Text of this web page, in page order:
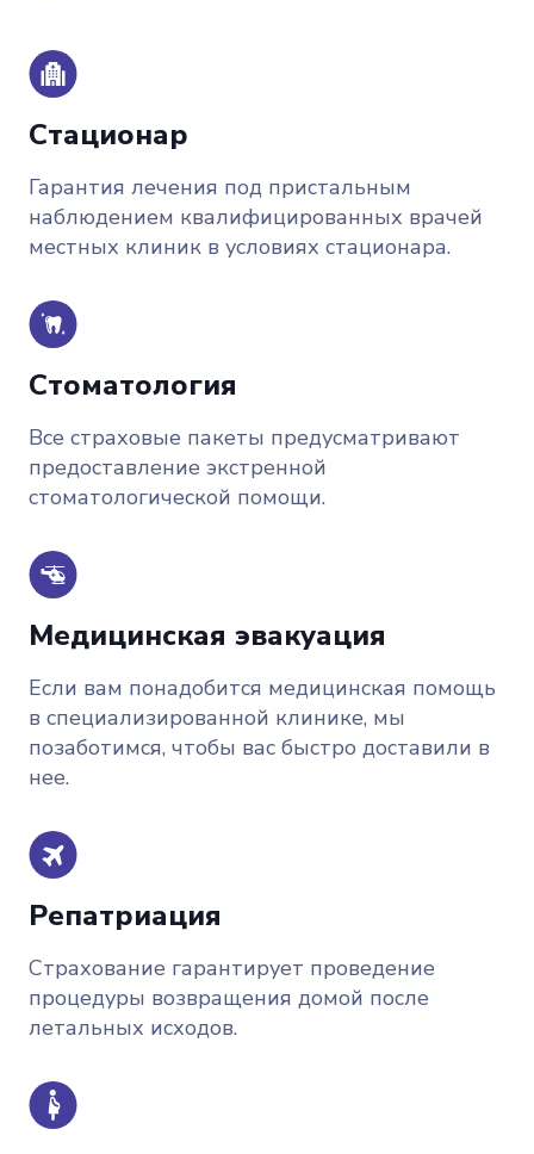
Стационар
Гарантия лечения под пристальным
наблюдением квалифицированных врачей
местных клиник в условиях стационара.
Стоматология
Bсе страховые пакеты предусматривают
предоставление экстренной
стоматологической помощи.
Медицинская эвакуация
Если вам понадобится медицинская помощь
в специализированной клинике, мы
позаботимся, чтобы вас быстро доставили в
нее.
Репатриация
Страхование гарантирует проведение
процедуры возвращения домой после
летальных исходов.